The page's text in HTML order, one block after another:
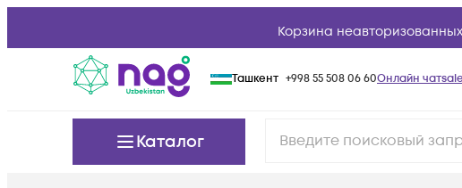
Корзина
Ташкент +998 55 508 06 60Онлайн чат
Каталог